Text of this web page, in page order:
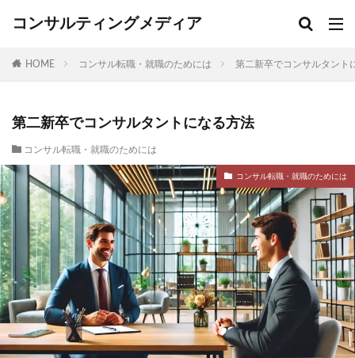
コンサルティングメディア
HOME コンサル転職・就職のためには 第二新卒でコンサルタント
第二新卒でコンサルタントになる方法
コンサル転職・就職のためには
コンサル転職・就職のためには